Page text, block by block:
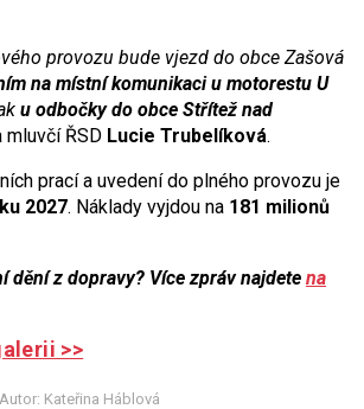
provozu bude vjezd do obce Zašová
na místní komunikaci u motorestu U
u odbočky do obce Střítež nad
ŘSD Lucie Trubelíková.
prací a uvedení do plného provozu je
2027. Náklady vyjdou na 181 milionů
dění z dopravy? Více zpráv najdete na
>>
Autor: Kateřina Háblová